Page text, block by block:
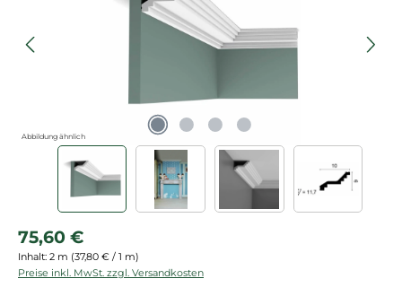
Abbildung ähnlich
Regulärer Preis:
75,60 €
Inhalt: 2 m (37,80 € / 1 m)
Preise inkl. MwSt. zzgl. Versandkosten